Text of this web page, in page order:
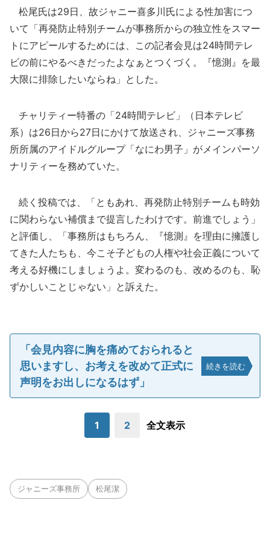
松尾氏は29日、故ジャニー喜多川氏による性加害につ
いて「再発防止特別チームが事務所からの独立性をスマー
トにアピールするためには、この記者会見は24時間テレ
ビの前にやるべきだったよなぁとつくづく。『憶測』を最
大限に排除したいならね」とした。
チャリティー特番の「24時間テレビ」（日本テレビ
系）は26日から27日にかけて放送され、ジャニーズ事務
所所属のアイドルグループ「なにわ男子」がメインパーソ
ナリティーを務めていた。
続く投稿では、「ともあれ、再発防止特別チームも時効
に関わらない補償まで提言したわけです。前進でしょう」
と評価し、「事務所はもちろん、『憶測』を理由に擁護し
てきた人たちも、今こそ子どもの人権や社会正義について
考える好機にしましょうよ。変わるのも、改めるのも、恥
ずかしいことじゃない」と訴えた。
「会見内容に胸を痛めておられると
思いますし、お考えを改めて正式に
声明をお出しになるはず」
続きを読む
1 2 全文表示
ジャニーズ事務所 松尾潔